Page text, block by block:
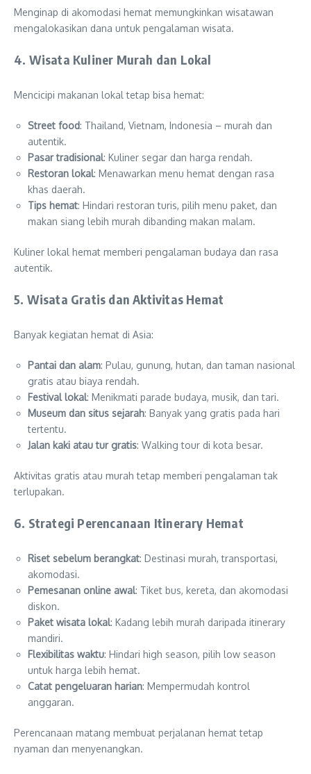
Menginap di akomodasi hemat memungkinkan wisatawan
mengalokasikan dana untuk pengalaman wisata.
4. Wisata Kuliner Murah dan Lokal
Mencicipi makanan lokal tetap bisa hemat:
Street food: Thailand, Vietnam, Indonesia – murah dan
autentik.
Pasar tradisional: Kuliner segar dan harga rendah.
Restoran lokal: Menawarkan menu hemat dengan rasa
khas daerah.
Tips hemat: Hindari restoran turis, pilih menu paket, dan
makan siang lebih murah dibanding makan malam.
Kuliner lokal hemat memberi pengalaman budaya dan rasa
autentik.
5. Wisata Gratis dan Aktivitas Hemat
Banyak kegiatan hemat di Asia:
Pantai dan alam: Pulau, gunung, hutan, dan taman nasional
gratis atau biaya rendah.
Festival lokal: Menikmati parade budaya, musik, dan tari.
Museum dan situs sejarah: Banyak yang gratis pada hari
tertentu.
Jalan kaki atau tur gratis: Walking tour di kota besar.
Aktivitas gratis atau murah tetap memberi pengalaman tak
terlupakan.
6. Strategi Perencanaan Itinerary Hemat
Riset sebelum berangkat: Destinasi murah, transportasi,
akomodasi.
Pemesanan online awal: Tiket bus, kereta, dan akomodasi
diskon.
Paket wisata lokal: Kadang lebih murah daripada itinerary
mandiri.
Flexibilitas waktu: Hindari high season, pilih low season
untuk harga lebih hemat.
Catat pengeluaran harian: Mempermudah kontrol
anggaran.
Perencanaan matang membuat perjalanan hemat tetap
nyaman dan menyenangkan.